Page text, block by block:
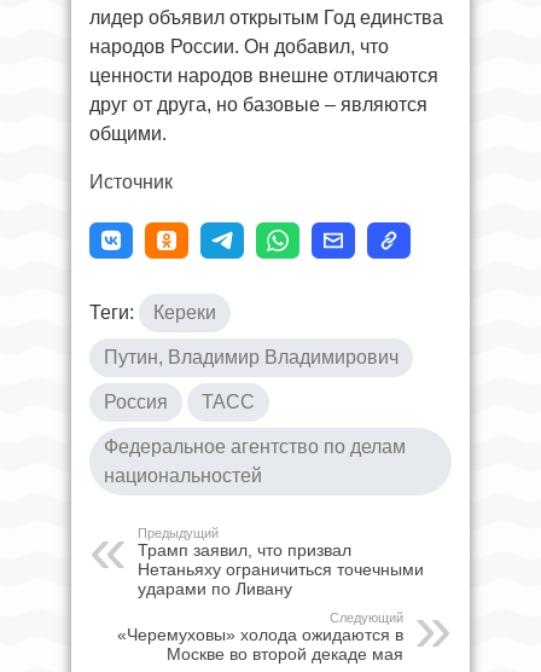
лидер объявил открытым Год единства
народов России. Он добавил, что
ценности народов внешне отличаются
друг от друга, но базовые – являются
общими.
Источник
Теги: Кереки
Путин, Владимир Владимирович
Россия ТАСС
Федеральное агентство по делам
национальностей
Предыдущий
Трамп заявил, что призвал
Нетаньяху ограничиться точечными
ударами по Ливану
Следующий
«Черемуховы» холода ожидаются в
Москве во второй декаде мая